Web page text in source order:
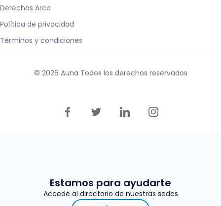
Estamos para ayudarte
Accede al directorio de nuestras sedes
Derechos Arco
Política de privacidad
Términos y condiciones
© 2026 Auna Todos los derechos reservados